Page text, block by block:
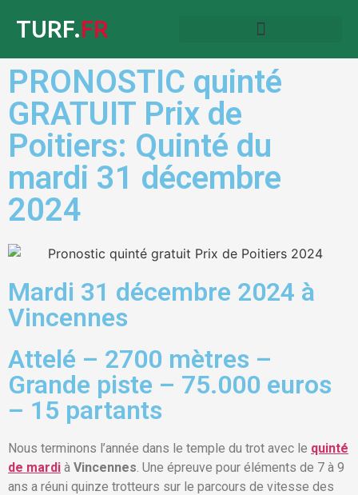
TURF.FR
PRONOSTIC quinté
GRATUIT Prix de
Poitiers: Quinté du
mardi 31 décembre
2024
Mardi 31 décembre 2024 à
Vincennes
Attelé – 2700 mètres –
Grande piste – 75.000 euros
– 15 partants
Nous terminons l’année dans le temple du trot avec le quinté
de mardi à Vincennes . Une épreuve pour éléments de 7 à 9
ans a réuni quinze trotteurs sur le parcours de vitesse des